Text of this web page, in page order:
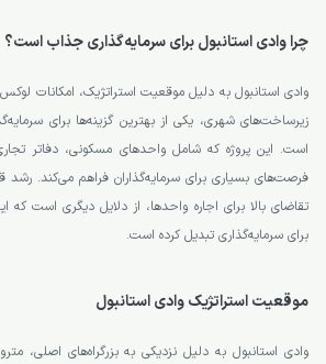
چرا وادی استانبول برای سرمایه‌گذاری جذاب است؟
وادی استانبول به دلیل موقعیت استراتژیک، امکانات
زیرساخت‌های شهری، یکی از بهترین گزینه‌ها برای
است. این پروژه که شامل واحدهای مسکونی، دفاتر
فرصت‌های بسیاری برای سرمایه‌گذاران فراهم می‌کند.
تقاضای بالا برای اجاره واحدها، از دلایل دیگری است که
برای سرمایه‌گذاری تبدیل کرده است.
موقعیت استراتژیک وادی استانبول
وادی استانبول به دلیل نزدیکی به بزرگراه‌های اصلی،